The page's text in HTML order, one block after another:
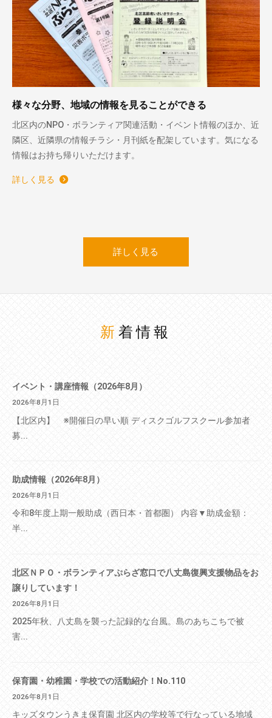
様々な分野、地域の情報を見ることができる
北区内のNPO・ボランティア関連活動・イベント情報のほか、近
隣区、近隣県の情報チラシ・月刊紙を配架しています。気になる
情報はお持ち帰りいただけます。
詳しく見る
詳しく見る
新着情報
イベント・講座情報（2026年8月）
2026年8月1日
【北区内】 ※開催日の早い順 ディスクゴルフスクール参加者
募...
助成情報（2026年8月）
2026年8月1日
令和8年度上期一般助成（西日本・首都圏） 内容▼助成金額：
半...
北区ＮＰＯ・ボランティアぷらざ窓口で八丈島復興支援物品をお
譲りしています！
2026年8月1日
2025年秋、八丈島を襲った記録的な台風。島のあちこちで被
害...
保育園・幼稚園・学校での活動紹介！No.110
2026年8月1日
キッズタウンうきま保育園 北区内の学校等で行なっている地域